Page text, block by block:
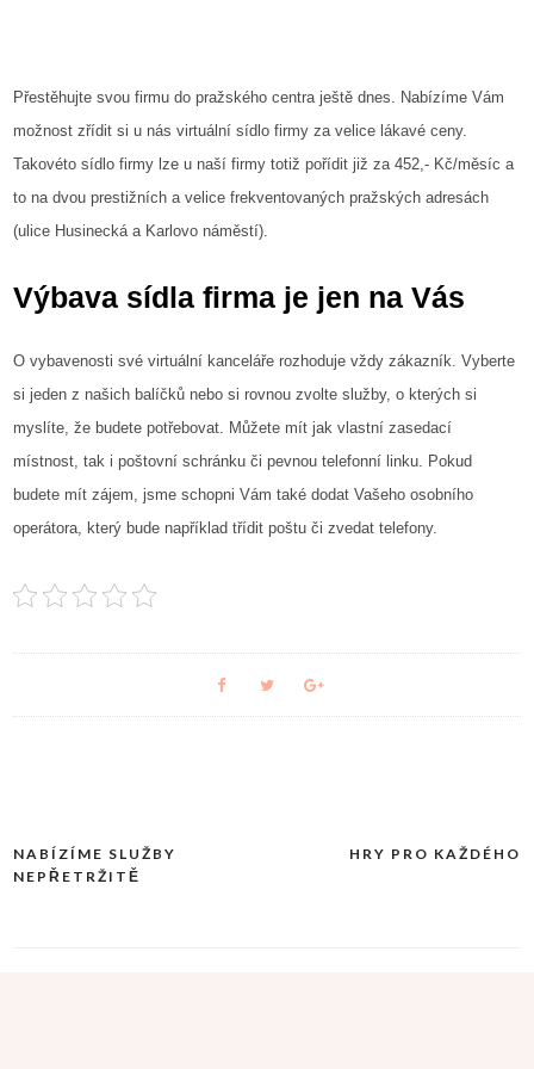
Přestěhujte svou firmu do pražského centra ještě dnes. Nabízíme Vám
možnost zřídit si u nás virtuálnísídlo firmy za velice lákavé ceny.
Takovéto sídlo firmy lze u naší firmy totiž pořídit již za 452,- Kč/měsíc a
to na dvou prestižních a velice frekventovaných pražských adresách
(ulice Husinecká a Karlovo náměstí).
Výbava sídla firma je jen na Vás
O vybavenosti své virtuální kanceláře rozhoduje vždy zákazník. Vyberte
si jeden z našich balíčků nebo si rovnou zvolte služby, o kterých si
myslíte, že budete potřebovat. Můžete mít jak vlastní zasedací
místnost, tak i poštovní schránku či pevnou telefonní linku. Pokud
budete mít zájem, jsme schopni Vám také dodat Vašeho osobního
operátora, který bude například třídit poštu či zvedat telefony.
Navigace
NABÍZÍME SLUŽBY
NEPŘETRŽITĚ
HRY PRO KAŽDÉHO